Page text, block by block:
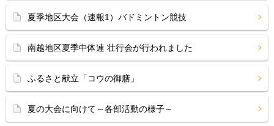
夏季地区大会（速報1）バドミントン競技
南越地区夏季中体連 壮行会が行われました
ふるさと献立「コウの御膳」
夏の大会に向けて～各部活動の様子～